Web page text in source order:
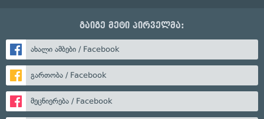
გაიგე მეტი პირველმა:
ახალი ამბები / Facebook
გართობა / Facebook
მეცნიერება / Facebook